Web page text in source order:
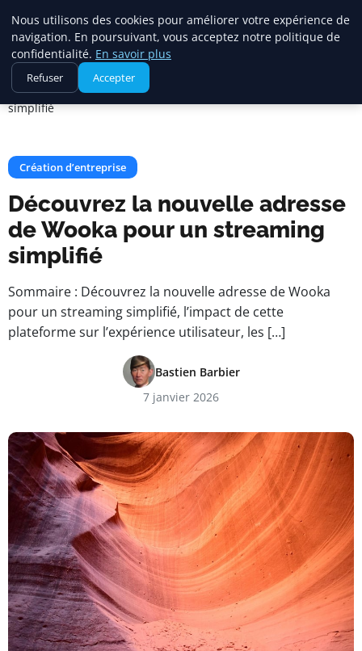
Maadi Gazette
Accueil
Création d’entreprise
Découvrez la nouvelle adresse de Wooka pour un streaming
simplifié
Création d’entreprise
Découvrez la nouvelle adresse
de Wooka pour un streaming
simplifié
Sommaire : Découvrez la nouvelle adresse de Wooka
pour un streaming simplifié, l’impact de cette
plateforme sur l’expérience utilisateur, les […]
Bastien Barbier
7 janvier 2026
Nous utilisons des cookies pour améliorer votre expérience de
navigation. En poursuivant, vous acceptez notre politique de
confidentialité. En savoir plus
Refuser Accepter